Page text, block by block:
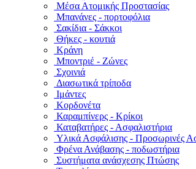
Μέσα Ατομικής Προστασίας
Μπανάνες - πορτοφόλια
Σακίδια - Σάκκοι
Θήκες - κουτιά
Κράνη
Μποντριέ - Ζώνες
Σχοινιά
Διασωτικά τρίποδα
Ιμάντες
Κορδονέτα
Καραμπίνερς - Κρίκοι
Καταβατήρες - Ασφαλιστήρια
Υλικά Ασφάλισης - Προσωρινές
Φρένα Ανάβασης - ποδωστήρια
Συστήματα ανάσχεσης Πτώσης